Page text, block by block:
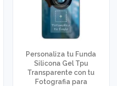
Personaliza tu Funda
Silicona Gel Tpu
Transparente con tu
Fotografia para